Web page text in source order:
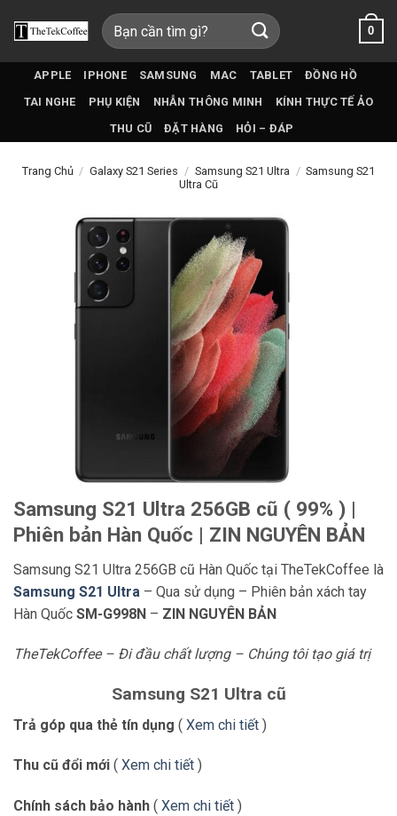
qua
Tìm
kiếm:
0
APPLE IPHONE SAMSUNG MAC TABLET
ĐỒNG HỒ
TAI NGHE
PHỤ KIỆN NHẪN THÔNG MINH
KÍNH THỰC TẾ ẢO
THU CŨ
ĐẶT HÀNG HỎI – ĐÁP
Trang Chủ / Galaxy S21 Series / Samsung S21 Ultra / Samsung S21
Ultra Cũ
Samsung S21 Ultra 256GB cũ ( 99% ) |
Phiên bản Hàn Quốc | ZIN NGUYÊN BẢN
Samsung S21 Ultra 256GB cũ Hàn Quốc tại TheTekCoffee là
Samsung S21 Ultra – Qua sử dụng – Phiên bản xách tay
Hàn Quốc SM-G998N – ZIN NGUYÊN BẢN
TheTekCoffee – Đi đầu chất lượng – Chúng tôi tạo giá trị
Samsung S21 Ultra cũ
Trả góp qua thẻ tín dụng ( Xem chi tiết )
Thu cũ đổi mới ( Xem chi tiết )
Chính sách bảo hành ( Xem chi tiết )